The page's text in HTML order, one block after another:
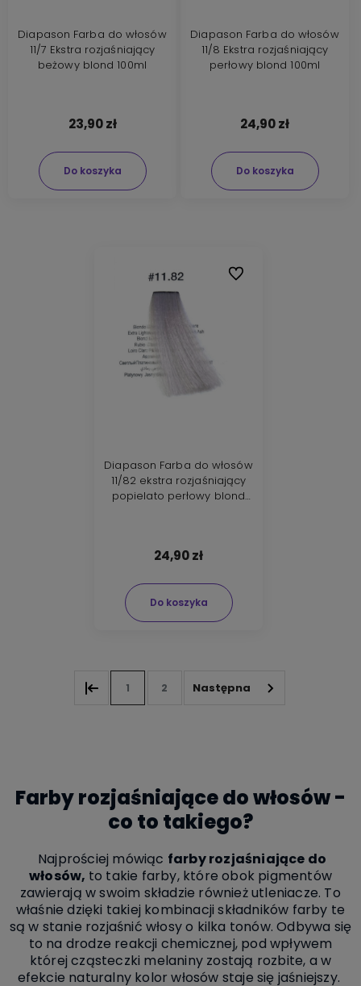
Diapason Farba do włosów
11/7 Ekstra rozjaśniający
beżowy blond 100ml
23,90 zł
Do koszyka
Diapason Farba do włosów
11/8 Ekstra rozjaśniający
perłowy blond 100ml
24,90 zł
Do koszyka
Diapason Farba do włosów
11/82 ekstra rozjaśniający
popielato perłowy blond
24,90 zł
Do koszyka
Do ulubionych
1 2
Farby rozjaśniające do włosów -
co to takiego?
Najprościej mówiąc farby rozjaśniające do
włosów, to takie farby, które obok pigmentów
zawierają w swoim składzie również utleniacze. To
właśnie dzięki takiej kombinacji składników farby te
są w stanie rozjaśnić włosy o kilka tonów. Odbywa się
to na drodze reakcji chemicznej, pod wpływem
której cząsteczki melaniny zostają rozbite, a w
efekcie naturalny kolor włosów staje się jaśniejszy.